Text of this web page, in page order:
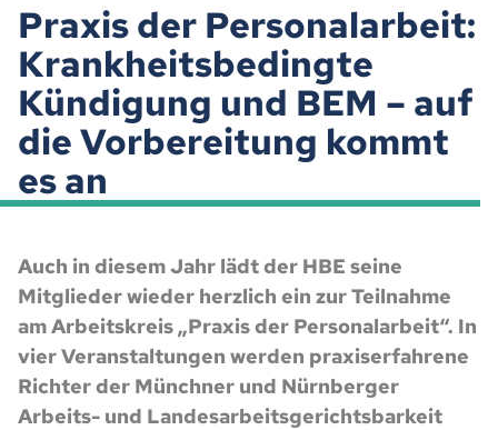
Praxis der Personalarbeit:
Krankheitsbedingte
Kündigung und BEM – auf
die Vorbereitung kommt
es an
Auch in diesem Jahr lädt der HBE seine
Mitglieder wieder herzlich ein zur Teilnahme
am Arbeitskreis „Praxis der Personalarbeit“. In
vier Veranstaltungen werden praxiserfahrene
Richter der Münchner und Nürnberger
Arbeits- und Landesarbeitsgerichtsbarkeit